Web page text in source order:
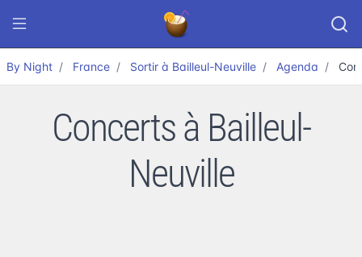
By Night France Sortir à Bailleul-Neuville Agenda
Concerts à Bailleul-
Neuville